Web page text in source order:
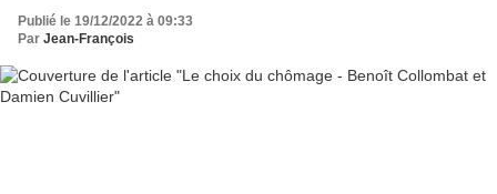
Publié le 19/12/2022 à 09:33
Par Jean-François